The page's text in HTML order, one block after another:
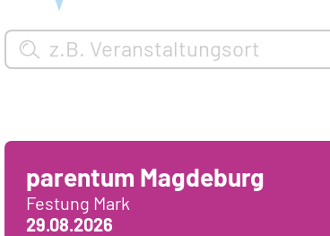
parentum Magdeburg
Festung Mark
29.08.2026